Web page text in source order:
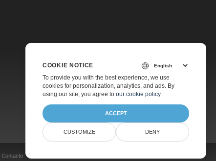
Precios
Soporte De Pago
Acerca De
Contacto
COOKIE NOTICE
To provide you with the best experience, we use
cookies for personalization, analytics, and ads. By
using our site, you agree to our cookie policy.
ACCEPT
CUSTOMIZE DENY